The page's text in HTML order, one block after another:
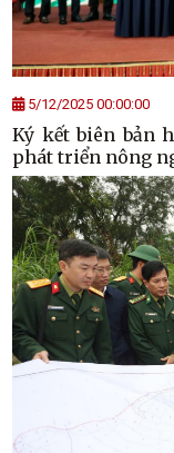
5/12/2025 00:00:00
Ký kết biên bản
phát triển nông